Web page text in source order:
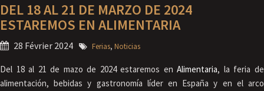
DEL 18 AL 21 DE MARZO DE 2024
ESTAREMOS EN ALIMENTARIA
28 Février 2024 Ferias, Noticias
Del 18 al 21 de mazo de 2024 estaremos enAlimentaria, la feria de
alimentación, bebidas y gastronomía líder en España y en el arco